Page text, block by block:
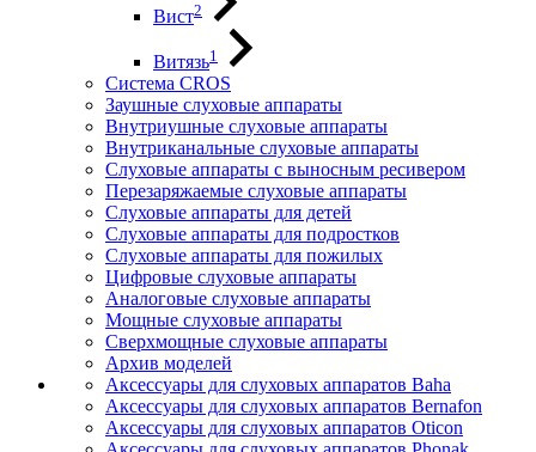
Вист2
Витязь1
Система CROS
Заушные слуховые аппараты
Внутриушные слуховые аппараты
Внутриканальные слуховые аппараты
Слуховые аппараты с выносным ресивером
Перезаряжаемые слуховые аппараты
Слуховые аппараты для детей
Слуховые аппараты для подростков
Слуховые аппараты для пожилых
Цифровые слуховые аппараты
Аналоговые слуховые аппараты
Мощные слуховые аппараты
Сверхмощные слуховые аппараты
Архив моделей
Аксессуары для слуховых аппаратов Baha
Аксессуары для слуховых аппаратов Bernafon
Аксессуары для слуховых аппаратов Oticon